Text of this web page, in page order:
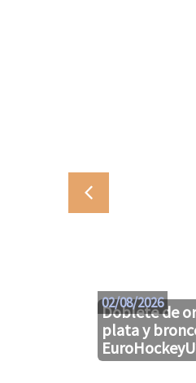
Doblete de
plata y
02/08/2026